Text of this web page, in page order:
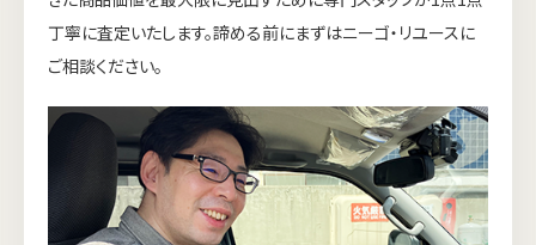
丁寧に査定いたします。諦める前にまずはニーゴ・リユースに
ご相談ください。